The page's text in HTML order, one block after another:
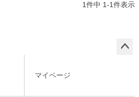
1件中 1-1件表示
マイページ